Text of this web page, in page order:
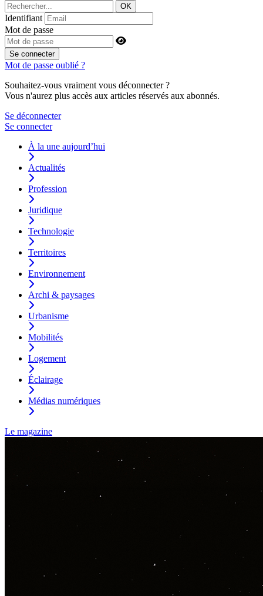
OK
Identifiant
Mot de passe
Se connecter
Mot de passe oublié ?
Souhaitez-vous vraiment vous déconnecter ?
Vous n'aurez plus accès aux articles réservés aux abonnés.
Se déconnecter
Se connecter
À la une aujourd’hui
Actualités
Profession
Juridique
Technologie
Territoires
Environnement
Archi & paysages
Urbanisme
Mobilités
Logement
Éclairage
Médias numériques
Le magazine